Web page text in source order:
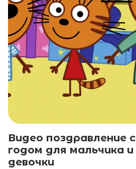
Видео поздравление
годом для мальчика и
девочки